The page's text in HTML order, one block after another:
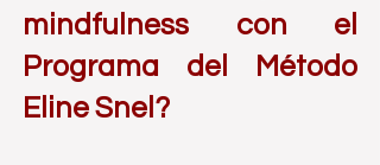
mindfulness con el
Programa del Método
Eline Snel?